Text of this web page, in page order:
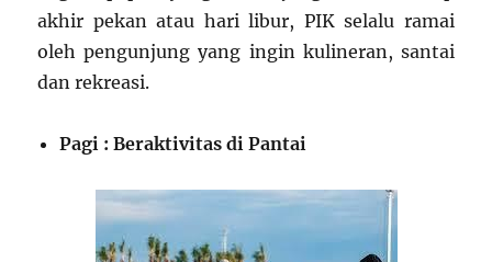
akhir pekan atau hari libur, PIK selalu ramai
oleh pengunjung yang ingin kulineran, santai
dan rekreasi.
Pagi : Beraktivitas di Pantai